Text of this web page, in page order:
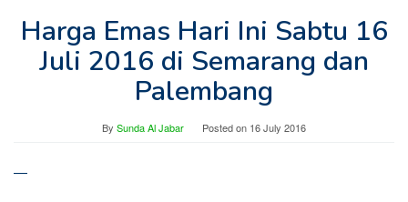
Harga Emas Hari Ini Sabtu 16
Juli 2016 di Semarang dan
Palembang
By Sunda Al Jabar Posted on 16 July 2016
—